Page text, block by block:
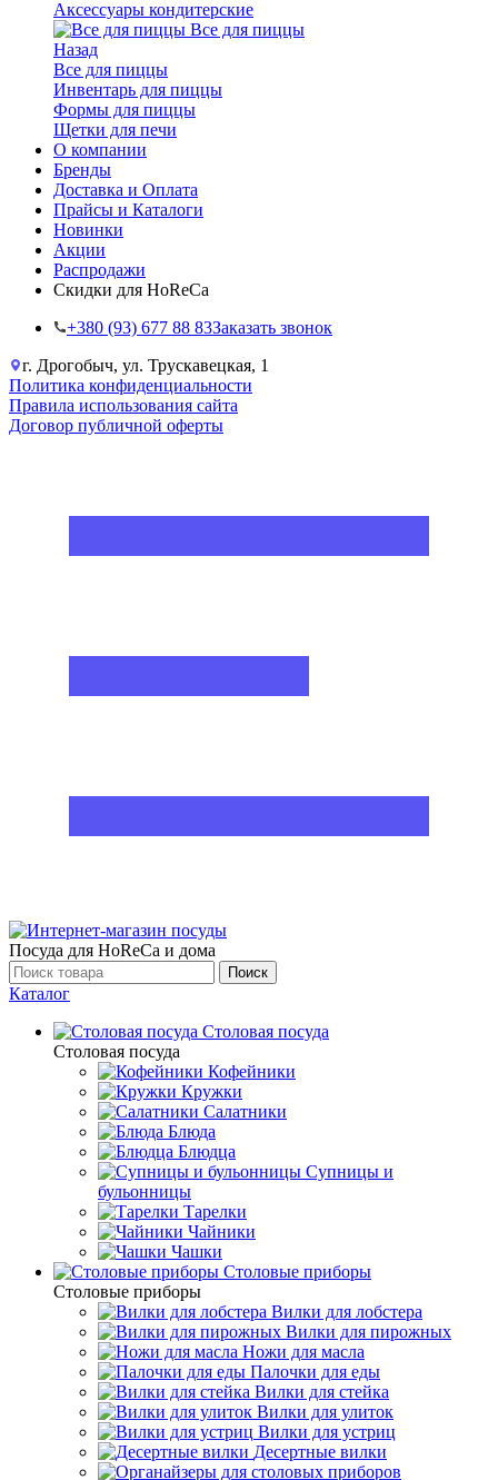
Аксессуары кондитерские
Все для пиццы
Назад
Все для пиццы
Инвентарь для пиццы
Формы для пиццы
Щетки для печи
О компании
Бренды
Доставка и Оплата
Прайсы и Каталоги
Новинки
Акции
Распродажи
Скидки для HoReCa
+38‎0 (93) 677 88 83Заказать звонок
г. Дрогобыч, ул. Трускавецкая, 1
Политика конфиденциальности
Правила использования сайта
Договор публичной оферты
Посуда для HoReCa и дома
Поиск
Каталог
Столовая посуда
Столовая посуда
Кофейники
Кружки
Салатники
Блюда
Блюдца
Супницы и
бульонницы
Тарелки
Чайники
Чашки
Cтоловые приборы
Cтоловые приборы
Вилки для лобстера
Вилки для пирожных
Ножи для масла
Палочки для еды
Вилки для стейка
Вилки для улиток
Вилки для устриц
Десертные вилки